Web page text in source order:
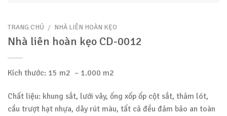
TRANG CHỦ / NHÀ LIÊN HOÀN KẸO
Nhà liên hoàn kẹo CD-0012
Kích thước: 15 m2 – 1.000 m2
Chất liệu: khung sắt, lưới vây, ống xốp ốp cột sắt, thảm lót,
cầu trượt hạt nhựa, dây rút màu, tất cả đều đảm bảo an toàn